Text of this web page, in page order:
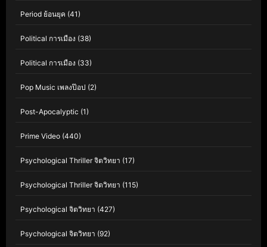
Period ย้อนยุค (41)
Political การเมือง (38)
Political การเมือง (33)
Pop Music เพลงป๊อป (2)
Post-Apocalyptic (1)
Prime Video (440)
Psychological Thriller จิตวิทยา (17)
Psychological Thriller จิตวิทยา (115)
Psychological จิตวิทยา (427)
Psychological จิตวิทยา (92)